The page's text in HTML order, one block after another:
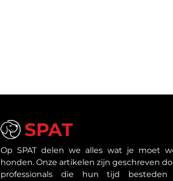
SPAT
Op SPAT delen we alles wat je moet
honden. Onze artikelen zijn geschreven
professionals die hun tijd